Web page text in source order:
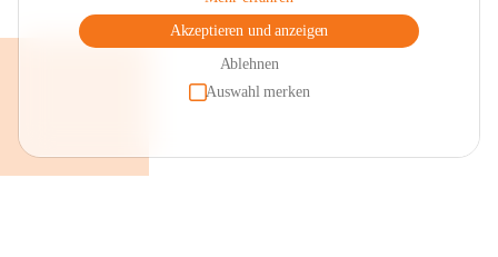
Akzeptieren und anzeigen
Ablehnen
Auswahl merken